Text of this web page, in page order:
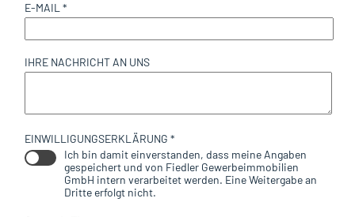
E-MAIL *
IHRE NACHRICHT AN UNS
EINWILLIGUNGSERKLÄRUNG *
Ich bin damit einverstanden, dass meine Angaben
gespeichert und von Fiedler Gewerbeimmobilien
GmbH intern verarbeitet werden. Eine Weitergabe an
Dritte erfolgt nicht.